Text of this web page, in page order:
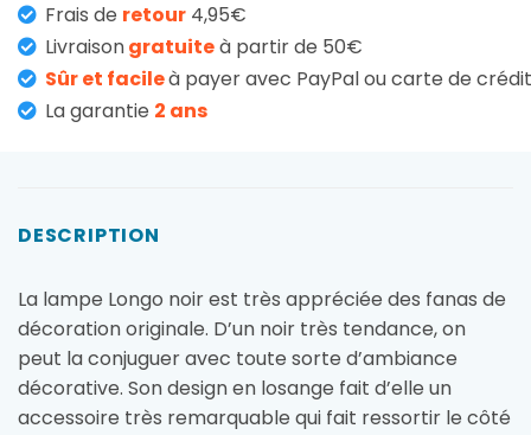
Frais de retour 4,95€
Livraisongratuiteà partir de 50€
Sûr et facileà payer avec PayPal ou carte de crédit
La garantie 2 ans
DESCRIPTION
La lampe Longo noir est très appréciée des fanas de
décoration originale. D’un noir très tendance, on
peut la conjuguer avec toute sorte d’ambiance
décorative. Son design en losange fait d’elle un
accessoire très remarquable qui fait ressortir le côté